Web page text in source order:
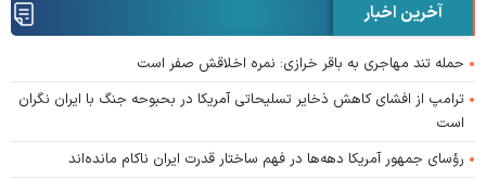
آخرین اخبار
حمله تند مهاجری به باقر خرازی: نمره اخلاقش صفر است
ترامپ از افشای کاهش ذخایر تسلیحاتی آمریکا در بحبوحه جنگ با ایران نگران
است
رؤسای جمهور آمریکا دهه‌ها در فهم ساختار قدرت ایران ناکام مانده‌اند